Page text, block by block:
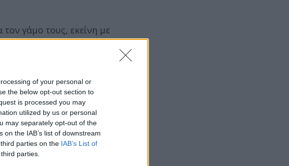
of your personal or
the below opt-out section to
is processed you may
utilized by us or personal
may separately opt-out of the
the IAB’s list of downstream
parties on the IAB’s List of
parties.
γάμο τους, εκείνη με
θερμοσίφωνα, θα τον
αποκάλυψη που θα